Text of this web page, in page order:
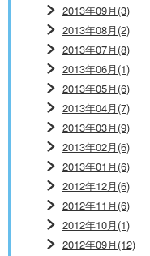
2013年09月(3)
2013年08月(2)
2013年07月(8)
2013年06月(1)
2013年05月(6)
2013年04月(7)
2013年03月(9)
2013年02月(6)
2013年01月(6)
2012年12月(6)
2012年11月(6)
2012年10月(1)
2012年09月(12)